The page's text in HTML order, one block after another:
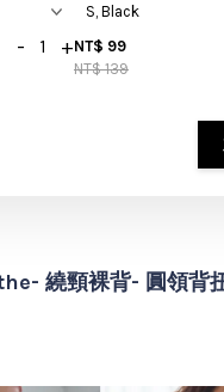
- +NT$ 99
NT$ 139
繞頸裸背- 圓領背